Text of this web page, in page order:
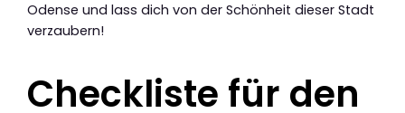
Odense und lass dich von der Schönheit dieser Stadt
verzaubern!
Checkliste für den